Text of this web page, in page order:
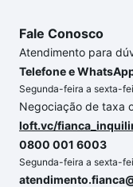
Fale Conosco
Atendimento para
Telefone e
Segunda-feira a sexta-
Negociação de taxa
loft.vc/
0800 001 6003
Segunda-feira a sexta-